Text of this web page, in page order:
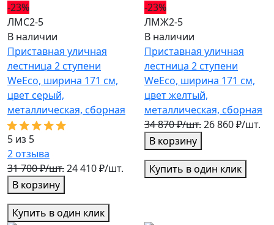
-23%
ЛМС2-5
В наличии
Приставная уличная
лестница 2 ступени
WeEco, ширина 171 см,
цвет серый,
металлическая, cборная
5 из 5
2отзыва
31 700 ₽/шт.24 410 ₽/шт.
В корзину
Купить в один клик
-23%
ЛМЖ2-5
В наличии
Приставная уличная
лестница 2 ступени
WeEco, ширина 171 см,
цвет желтый,
металлическая, cборная
34 870 ₽/шт.26 860 ₽/шт.
В корзину
Купить в один клик